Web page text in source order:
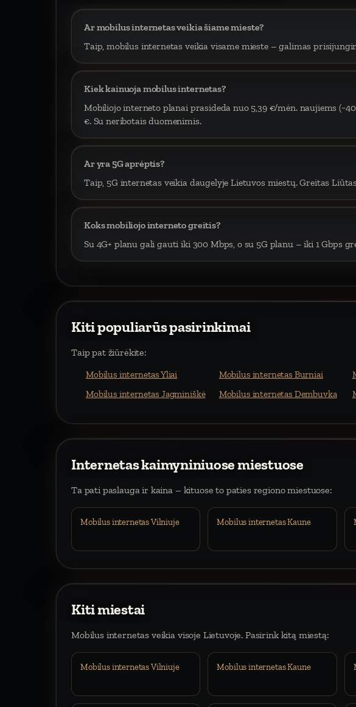
Ar mobilus internetas veikia šiame mieste?
Taip, mobilus internetas veikia visame mieste – galimas
Kiek kainuoja mobilus internetas?
Mobiliojo interneto planai prasideda nuo 5,39 €/mėn. naujiems
€. Su neribotais duomenimis.
Ar yra 5G aprėptis?
Taip, 5G internetas veikia daugelyje Lietuvos miestų. Greitas
Koks mobiliojo interneto greitis?
Su 4G+ planu gali gauti iki 300 Mbps, o su 5G planu – iki 1 Gbps
Kiti populiarūs pasirinkimai
Taip pat žiūrėkite:
Mobilus internetas Yliai Mobilus internetas Burniai
Mobilus internetas Jagminiškė
Mobilus internetas Dembuvka
Internetas kaimyniniuose miestuose
Ta pati paslauga ir kaina – kituose to paties regiono miestuose:
Mobilus internetas Vilniuje Mobilus internetas Kaune
Kiti miestai
Mobilus internetas veikia visoje Lietuvoje. Pasirink kitą miestą:
Mobilus internetas Vilniuje Mobilus internetas Kaune